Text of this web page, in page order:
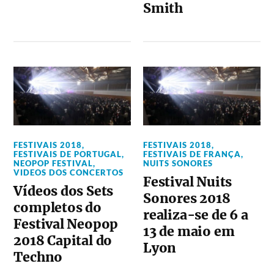
Smith
FESTIVAIS 2018,
FESTIVAIS DE PORTUGAL,
NEOPOP FESTIVAL,
VIDEOS DOS CONCERTOS
Vídeos dos Sets
completos do
Festival Neopop
2018 Capital do
Techno
FESTIVAIS 2018,
FESTIVAIS DE FRANÇA,
NUITS SONORES
Festival Nuits
Sonores 2018
realiza-se de 6 a
13 de maio em
Lyon